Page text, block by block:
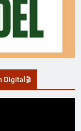
Digital🎬